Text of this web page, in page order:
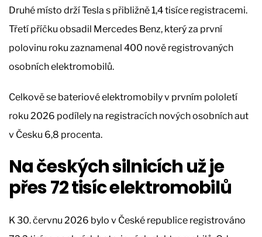
Druhé místo drží Tesla s přibližně 1,4 tisíce registracemi.
Třetí příčku obsadil Mercedes Benz, který za první
polovinu roku zaznamenal 400 nově registrovaných
osobních elektromobilů.
Celkově se bateriové elektromobily v prvním pololetí
roku 2026 podílely na registracích nových osobních aut
v Česku 6,8 procenta.
Na českých silnicích už je
přes 72 tisíc elektromobilů
K 30. červnu 2026 bylo v České republice registrováno